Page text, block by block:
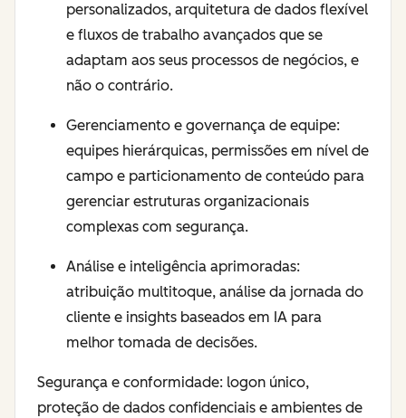
personalizados, arquitetura de dados flexível
e fluxos de trabalho avançados que se
adaptam aos seus processos de negócios, e
não o contrário.
Gerenciamento e governança de equipe:
equipes hierárquicas, permissões em nível de
campo e particionamento de conteúdo para
gerenciar estruturas organizacionais
complexas com segurança.
Análise e inteligência aprimoradas:
atribuição multitoque, análise da jornada do
cliente e insights baseados em IA para
melhor tomada de decisões.
Segurança e conformidade: logon único,
proteção de dados confidenciais e ambientes de